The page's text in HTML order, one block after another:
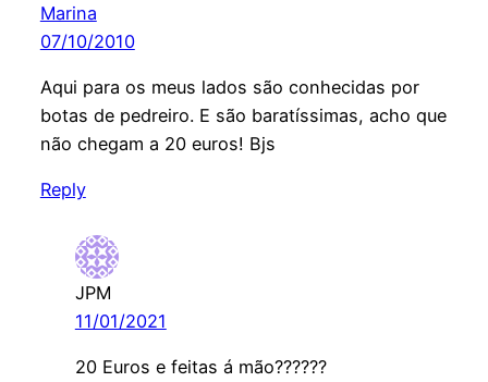
Marina
07/10/2010
Aqui para os meus lados são conhecidas por
botas de pedreiro. E são baratíssimas, acho que
não chegam a 20 euros! Bjs
Reply
JPM
11/01/2021
20 Euros e feitas á mão??????